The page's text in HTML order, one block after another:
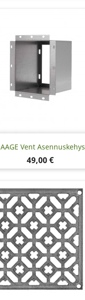
AAGE Vent Asennuskehys
Hinta
49,00 €